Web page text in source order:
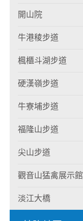
開山院
牛港稜步道
楓櫃斗湖步道
硬漢嶺步道
牛寮埔步道
福隆山步道
尖山步道
觀音山猛禽展示館
淡江大橋